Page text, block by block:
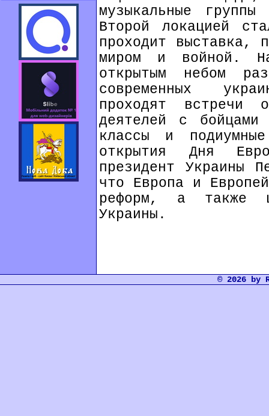
музыкальные
Второй локацией
проходит выставка,
миром и войной.
открытым небом
современных
проходят встречи
деятелей с
классы и
открытия Дня
президент Украины
что Европа и
реформ, а также
Украины.
© 2026 by